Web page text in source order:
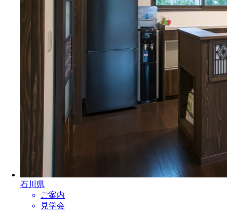
石川県
ご案内
見学会